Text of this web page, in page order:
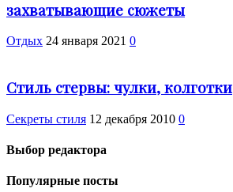
захватывающие сюжеты
Отдых 24 января 2021 0
Стиль стервы: чулки, колготки
Секреты стиля 12 декабря 2010 0
Выбор редактора
Популярные посты